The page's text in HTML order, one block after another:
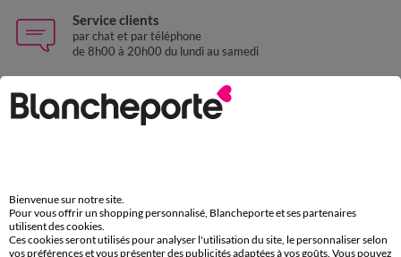
Service clients
par chat et par téléphone
de 8h00 à 20h00 du lundi au samedi
11€ Offerts
Bienvenue sur notre site.
Pour vous offrir un shopping personnalisé, Blancheporte et ses partenaires
utilisent des cookies.
Ces cookies seront utilisés pour analyser l'utilisation du site, le personnaliser selon
vos préférences et vous présenter des publicités adaptées à vos goûts. Vous pouvez